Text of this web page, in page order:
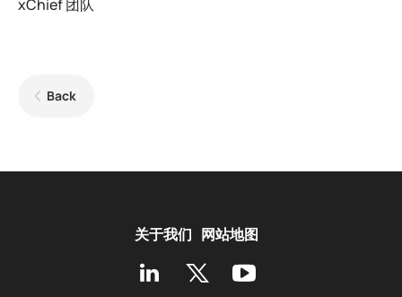
xChief 团队
Back
关于我们 网站地图